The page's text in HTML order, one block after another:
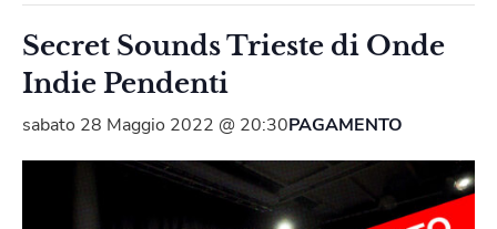
Secret Sounds Trieste di Onde
Indie Pendenti
sabato 28 Maggio 2022 @ 20:30PAGAMENTO